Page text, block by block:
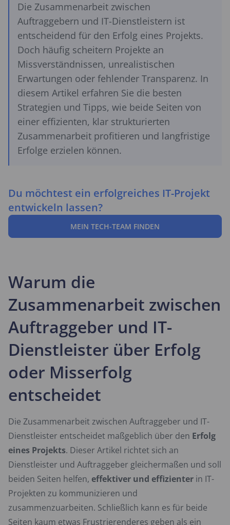
Die Zusammenarbeit zwischen
Auftraggebern und IT-Dienstleistern ist
entscheidend für den Erfolg eines Projekts.
Doch häufig scheitern Projekte an
Missverständnissen, unrealistischen
Erwartungen oder fehlender Transparenz. In
diesem Artikel erfahren Sie die besten
Strategien und Tipps, wie beide Seiten von
einer effizienten, klar strukturierten
Zusammenarbeit profitieren und langfristige
Erfolge erzielen können.
Du möchtest ein erfolgreiches IT-Projekt
entwickeln lassen?
MEIN TECH-TEAM FINDEN
Warum die
Zusammenarbeit zwischen
Auftraggeber und IT-
Dienstleister über Erfolg
oder Misserfolg
entscheidet
Die Zusammenarbeit zwischen Auftraggeber und IT-
Dienstleister entscheidet maßgeblich über den Erfolg
eines Projekts. Dieser Artikel richtet sich an
Dienstleister und Auftraggeber gleichermaßen und soll
beiden Seiten helfen, effektiver und effizienter in IT-
Projekten zu kommunizieren und
zusammenzuarbeiten. Schließlich kann es für beide
Seiten kaum etwas Frustrierenderes geben als ein